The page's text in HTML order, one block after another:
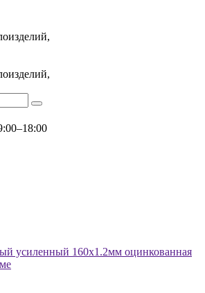
усиленный 160х1.2мм оцинкованная